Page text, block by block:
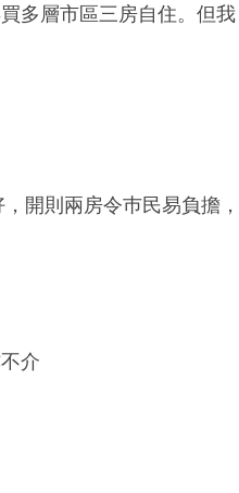
多層市區三房自住。但我
開則兩房令巿民易負擔，
介